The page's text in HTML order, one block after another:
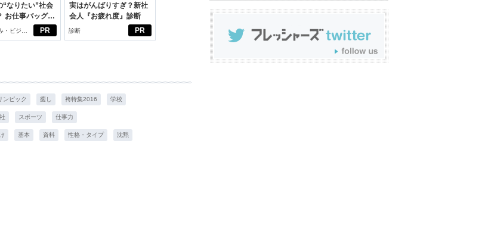
PR
“なりたい”社会
お仕事バッグ選
める新生活
・ビジネ
PR
実はがんばりすぎ？新社
会人『お疲れ度』診断
診断
ンピック 癒し 袴特集2016 学校
スポーツ 仕事力
基本 資料 性格・タイプ 沈黙